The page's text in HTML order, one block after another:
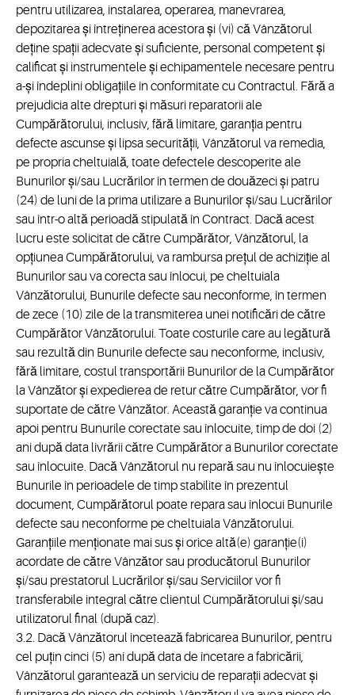
pentru utilizarea, instalarea, operarea, manevrarea,
depozitarea și întreținerea acestora și (vi) că Vânzătorul
deține spații adecvate și suficiente, personal competent și
calificat și instrumentele și echipamentele necesare pentru
a-și îndeplini obligațiile în conformitate cu Contractul. Fără a
prejudicia alte drepturi și măsuri reparatorii ale
Cumpărătorului, inclusiv, fără limitare, garanția pentru
defecte ascunse și lipsa securității, Vânzătorul va remedia,
pe propria cheltuială, toate defectele descoperite ale
Bunurilor și/sau Lucrărilor în termen de douăzeci și patru
(24) de luni de la prima utilizare a Bunurilor și/sau Lucrărilor
sau într-o altă perioadă stipulată în Contract. Dacă acest
lucru este solicitat de către Cumpărător, Vânzătorul, la
opțiunea Cumpărătorului, va rambursa prețul de achiziție al
Bunurilor sau va corecta sau înlocui, pe cheltuiala
Vânzătorului, Bunurile defecte sau neconforme, în termen
de zece (10) zile de la transmiterea unei notificări de către
Cumpărător Vânzătorului. Toate costurile care au legătură
sau rezultă din Bunurile defecte sau neconforme, inclusiv,
fără limitare, costul transportării Bunurilor de la Cumpărător
la Vânzător și expedierea de retur către Cumpărător, vor fi
suportate de către Vânzător. Această garanție va continua
apoi pentru Bunurile corectate sau înlocuite, timp de doi (2)
ani după data livrării către Cumpărător a Bunurilor corectate
sau înlocuite. Dacă Vânzătorul nu repară sau nu înlocuiește
Bunurile în perioadele de timp stabilite în prezentul
document, Cumpărătorul poate repara sau înlocui Bunurile
defecte sau neconforme pe cheltuiala Vânzătorului.
Garanțiile menționate mai sus și orice altă(e) garanție(i)
acordate de către Vânzător sau producătorul Bunurilor
și/sau prestatorul Lucrărilor și/sau Serviciilor vor fi
transferabile integral către clientul Cumpărătorului și/sau
utilizatorul final (după caz).
3.2. Dacă Vânzătorul încetează fabricarea Bunurilor, pentru
cel puțin cinci (5) ani după data de încetare a fabricării,
Vânzătorul garantează un serviciu de reparații adecvat și